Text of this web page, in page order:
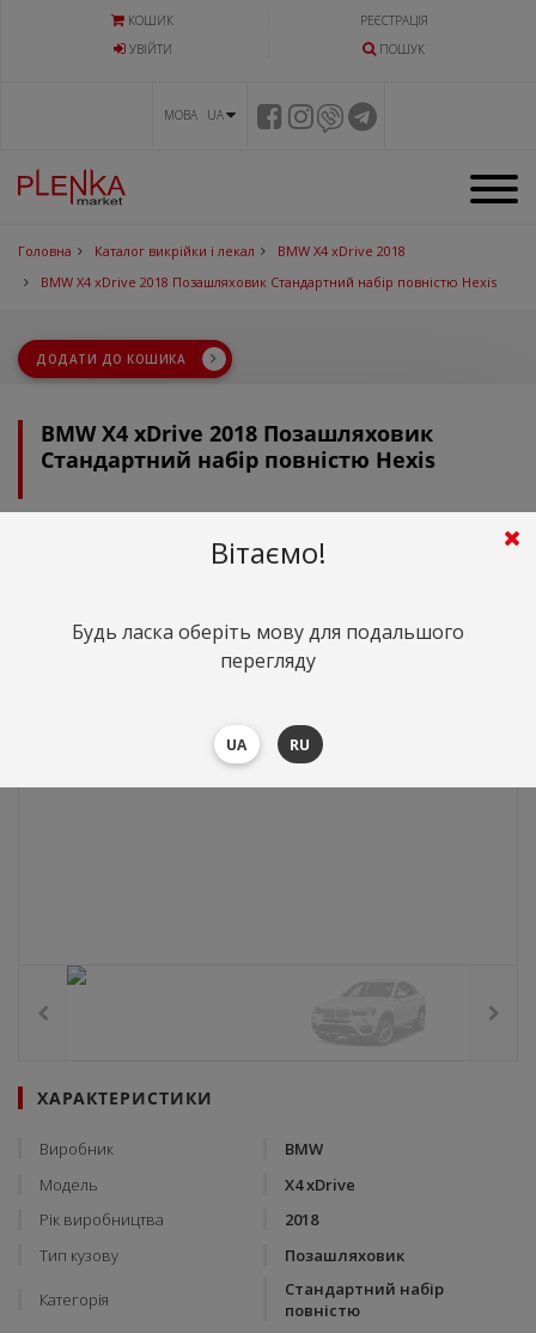
КОШИК
РЕЄСТРАЦІЯ
УВIЙТИ
ПОШУК
МОВА UA
Головна Каталог викрійки і лекал
BMW X4 xDrive 2018
BMW X4 xDrive 2018 Позашляховик Стандартний набір повністю Hexis
ДОДАТИ ДО КОШИКА
BMW X4 xDrive 2018 Позашляховик
Стандартний набір повністю Hexis
грн.($0)
ХАРАКТЕРИСТИКИ
Виробник
BMW
Модель
X4 xDrive
Рік виробництва
2018
Тип кузову
Позашляховик
Категорія
Стандартний набір
повністю
Вітаємо!
Будь ласка оберіть мову для подальшого
перегляду
UA RU